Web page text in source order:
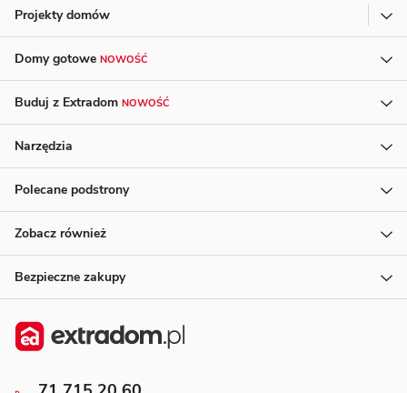
Projekty domów
Domy gotowe NOWOŚĆ
Buduj z Extradom NOWOŚĆ
Narzędzia
Polecane podstrony
Zobacz również
Bezpieczne zakupy